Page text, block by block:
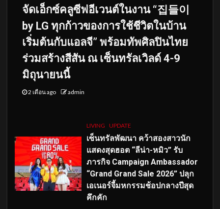
จัดเอ็กซ์คลูซีฟอีเวนต์ในงาน “집들이
by LG ทุกก้าวของการใช้ชีวิตในบ้าน
เริ่มต้นกับแอลจี” พร้อมทัพศิลปินไทย
ร่วมสร้างสีสัน ณ เซ็นทรัลเวิลด์ 4-9
มิถุนายนนี้
2 เดือน ago admin
LIVING UPDATE
เซ็นทรัลพัฒนา คว้าสองสาวนัก
แสดงสุดฮอต “ลีน่า-หมิว” รับ
ภารกิจ Campaign Ambassador
“Grand Grand Sale 2026” ปลุก
เอเนอร์จี้มหกรรมช้อปกลางปีสุด
คึกคัก